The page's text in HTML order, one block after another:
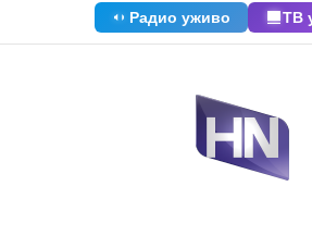
Радио уживо ТВ